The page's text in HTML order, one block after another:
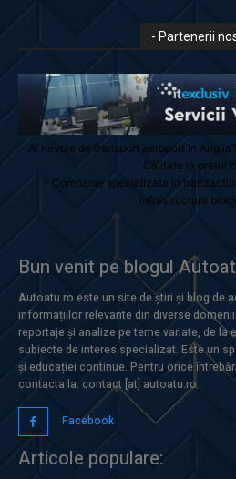
- Partenerii
- Ai nevoie de transport aeroport in
Calitate la prețul
- Companie specializata in
infrastructura
Bun venit pe blogul
Autoatu.ro este un site de știri și blog de
informațiilor relevante din diverse
reportaje și analize pe teme variate, de la
subiecte de interes specializat. Este un
și educației continue. Pentru orice
contacta la: contact [at] autoatu.ro
Facebook
Articole populare: